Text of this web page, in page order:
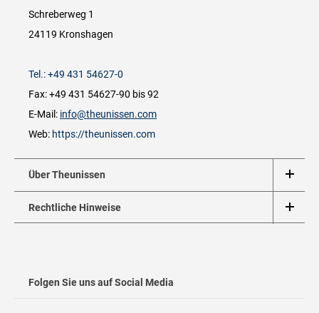
Schreberweg 1
24119 Kronshagen
Tel.: +49 431 54627-0
Fax: +49 431 54627-90 bis 92
E-Mail: info@theunissen.com
Web: https://theunissen.com
Über Theunissen
Rechtliche Hinweise
Folgen Sie uns auf Social Media